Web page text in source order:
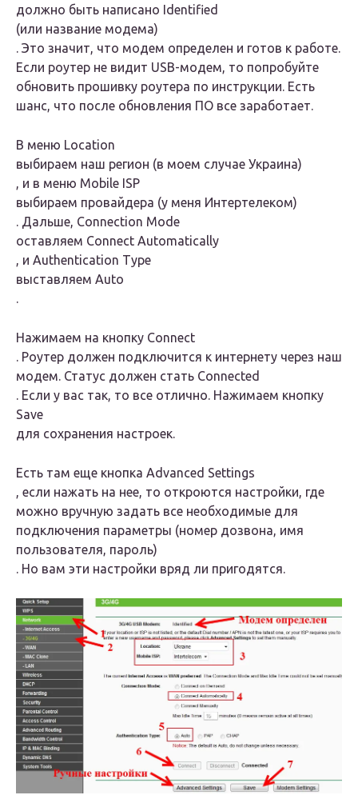
должно быть написано Identified
(или название модема)
. Это значит, что модем определен и готов к работе.
Если роутер не видит USB-модем, то попробуйте
обновить прошивку роутера по инструкции. Есть
шанс, что после обновления ПО все заработает.
В меню Location
выбираем наш регион (в моем случае Украина)
, и в меню Mobile ISP
выбираем провайдера (у меня Интертелеком)
. Дальше, Connection Mode
оставляем Connect Automatically
, и Authentication Type
выставляем Auto
.
Нажимаем на кнопку Connect
. Роутер должен подключится к интернету через наш
модем. Статус должен стать Connected
. Если у вас так, то все отлично. Нажимаем кнопку
Save
для сохранения настроек.
Есть там еще кнопка Advanced Settings
, если нажать на нее, то откроются настройки, где
можно вручную задать все необходимые для
подключения параметры (номер дозвона, имя
пользователя, пароль)
. Но вам эти настройки вряд ли пригодятся.